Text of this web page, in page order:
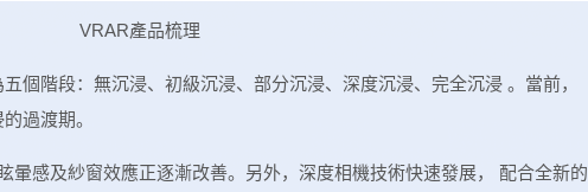
VRAR產品梳理
個階段：無沉浸、初級沉浸、部分沉浸、深度沉浸、完全沉浸 。當前，
過渡期。
暈感及紗窗效應正逐漸改善。另外，深度相機技術快速發展， 配合全新的